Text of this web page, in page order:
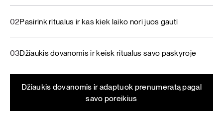
02Pasirink ritualus ir kas kiek laiko nori juos gauti
03Džiaukis dovanomis ir keisk ritualus savo paskyroje
Džiaukis dovanomis ir adaptuok prenumeratą pagal
savo poreikius